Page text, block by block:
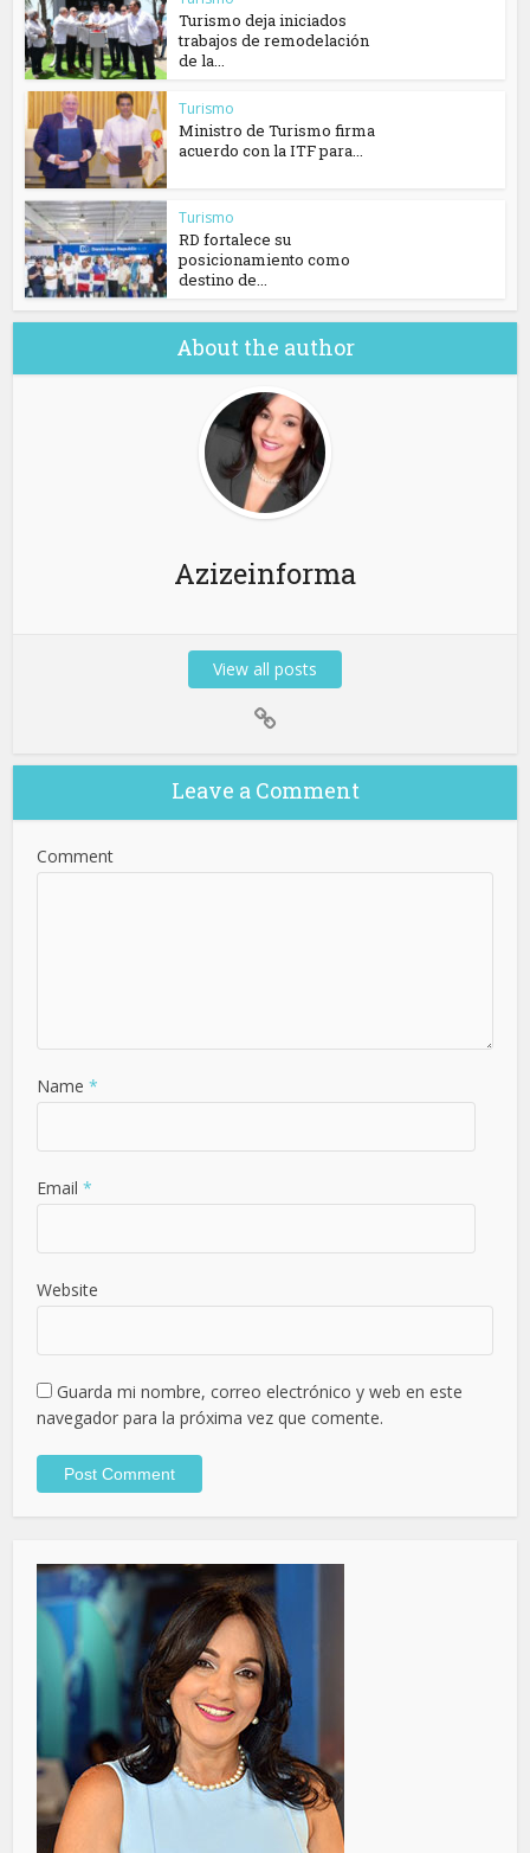
Turismo deja iniciados
trabajos de remodelación
de la...
Turismo
Ministro de Turismo firma
acuerdo con la ITF para...
Turismo
RD fortalece su
posicionamiento como
destino de...
About the author
Azizeinforma
View all posts
Leave a Comment
Comment
Name *
Email *
Website
Guarda mi nombre, correo electrónico y web en este
navegador para la próxima vez que comente.